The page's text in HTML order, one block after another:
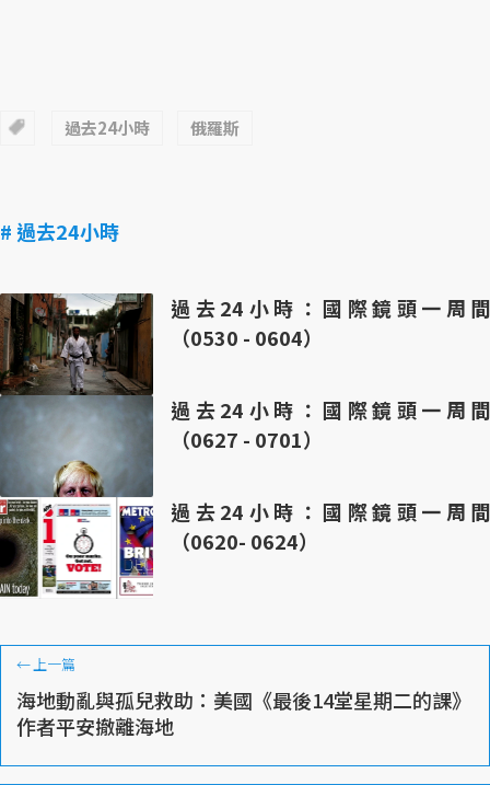
過去24小時 俄羅斯
# 過去24小時
過去24小時：國際鏡頭一周間
（0530 - 0604）
過去24小時：國際鏡頭一周間
（0627 - 0701）
過去24小時：國際鏡頭一周間
（0620- 0624）
←上一篇
海地動亂與孤兒救助：美國《最後14堂星期二的課》
作者平安撤離海地